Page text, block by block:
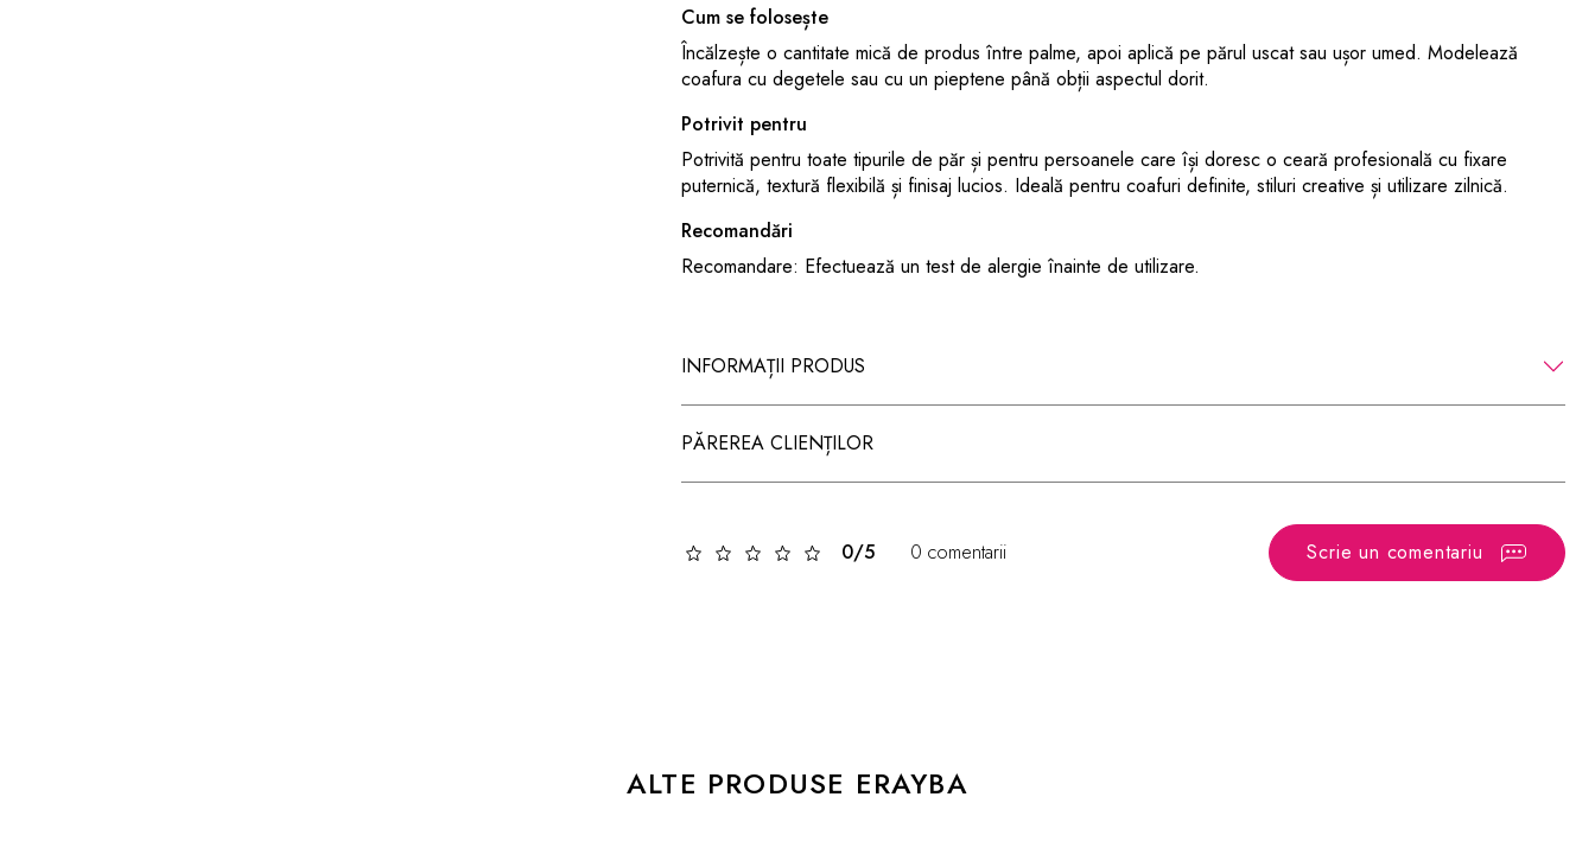
Cum se folosește
Încălzește o cantitate mică de produs între palme, apoi aplică pe părul uscat sau ușor umed. Modelează
coafura cu degetele sau cu un pieptene până obții aspectul dorit.
Potrivit pentru
Potrivită pentru toate tipurile de păr și pentru persoanele care își doresc o ceară profesională cu fixare
puternică, textură flexibilă și finisaj lucios. Ideală pentru coafuri definite, stiluri creative și utilizare zilnică.
Recomandări
Recomandare: Efectuează un test de alergie înainte de utilizare.
INFORMAȚII PRODUS
PĂREREA CLIENȚILOR
0/5 0 comentarii Scrie un comentariu
ALTE PRODUSE ERAYBA